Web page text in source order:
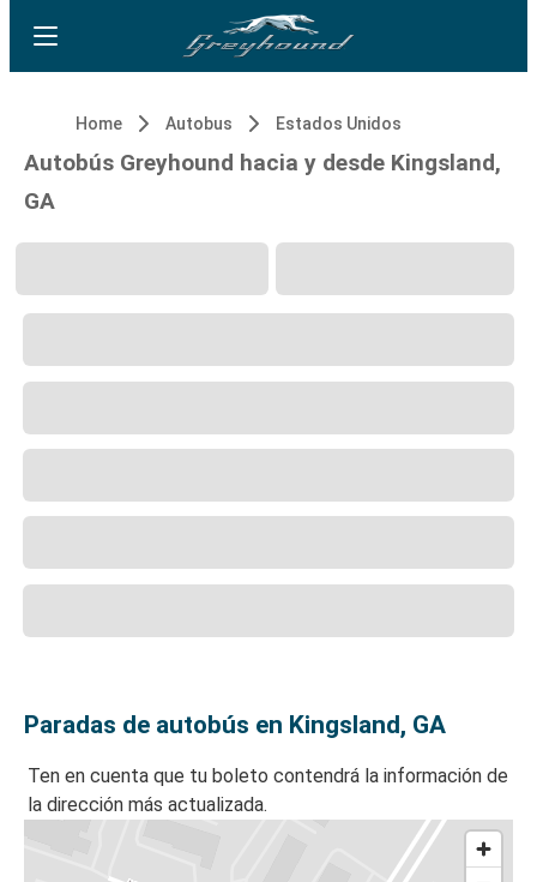
Home Autobus Estados Unidos
Autobús Greyhound hacia y desde Kingsland,
GA
Paradas de autobús en Kingsland, GA
Ten en cuenta que tu boleto contendrá la información de
la dirección más actualizada.